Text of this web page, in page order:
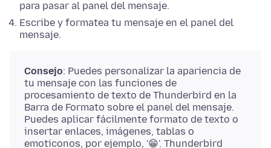
para pasar al panel del mensaje.
Escribe y formatea tu mensaje en el panel del
mensaje.
Consejo: Puedes personalizar la apariencia de
tu mensaje con las funciones de
procesamiento de texto de Thunderbird en la
Barra de Formato sobre el panel del mensaje.
Puedes aplicar fácilmente formato de texto o
insertar enlaces, imágenes, tablas o
emoticonos, por ejemplo, '😁'. Thunderbird